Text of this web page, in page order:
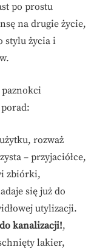
po prostu
na drugie życie,
stylu życia i
paznokci
rozważ
– przyjaciółce,
zbiórki,
się już do
utylizacji.
kanalizacji!,
lakier,